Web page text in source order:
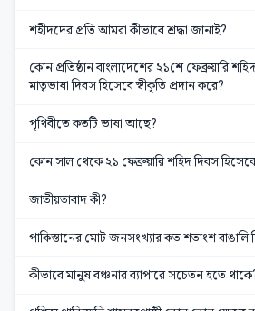
শহীদদের প্রতি আমরা কীভাবে শ্রদ্ধা জানাই?
কোন প্রতিষ্ঠান বাংলাদেশের ২১শে ফেব্রুয়ারি
মাতৃভাষা দিবস হিসেবে স্বীকৃতি প্রদান করে?
পৃথিবীতে কতটি ভাষা আছে?
কোন সাল থেকে ২১ ফেব্রুয়ারি শহিদ দিবস
জাতীয়তাবাদ কী?
পাকিস্তানের মোট জনসংখ্যার কত শতাংশ বাঙালি
কীভাবে মানুষ বঞ্চনার ব্যাপারে সচেতন হতে